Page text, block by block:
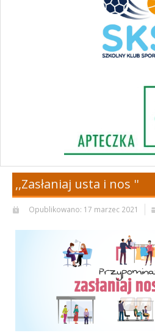
,,Zasłaniaj usta i nos ''
Opublikowano: 17 marzec 2021